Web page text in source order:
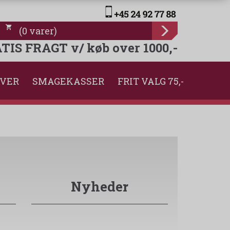
(0 varer)
FRAGT v/ køb over 1000,-
SMAGEKASSER FRIT VALG 75,-
Nyheder